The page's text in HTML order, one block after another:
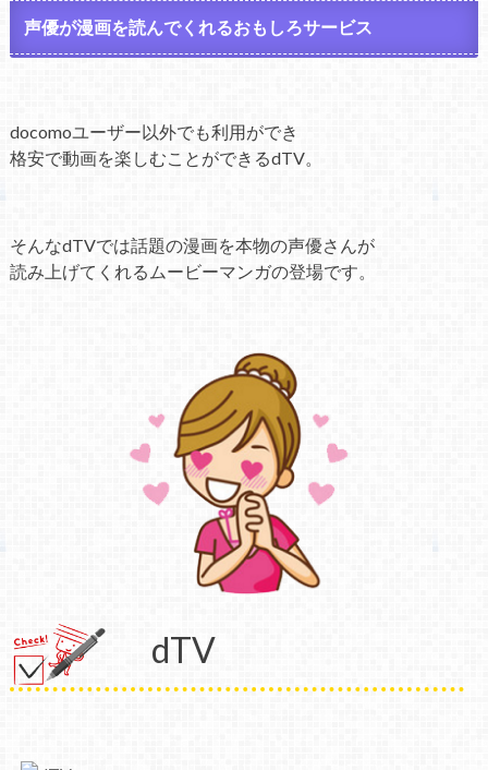
声優が漫画を読んでくれるおもしろサービス
docomoユーザー以外でも利用ができ
格安で動画を楽しむことができるdTV。
そんなdTVでは話題の漫画を本物の声優さんが
読み上げてくれるムービーマンガの登場です。
dTV